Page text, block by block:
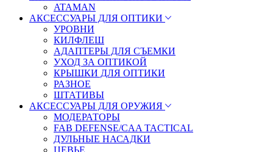
ATAMAN
АКСЕССУАРЫ ДЛЯ ОПТИКИ
УРОВНИ
КИЛФЛЕШ
АДАПТЕРЫ ДЛЯ СЪЕМКИ
УХОД ЗА ОПТИКОЙ
КРЫШКИ ДЛЯ ОПТИКИ
РАЗНОЕ
ШТАТИВЫ
АКСЕССУАРЫ ДЛЯ ОРУЖИЯ
МОДЕРАТОРЫ
FAB DEFENSE/CAA TACTICAL
ДУЛЬНЫЕ НАСАДКИ
ЦЕВЬЕ